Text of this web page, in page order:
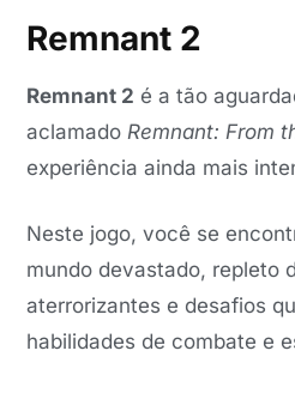
Remnant 2
Remnant 2 é a tão
aclamadoRemnant: From
experiência ainda mais
Neste jogo, você se
mundo devastado, repleto
aterrorizantes e desafios
habilidades de combate e